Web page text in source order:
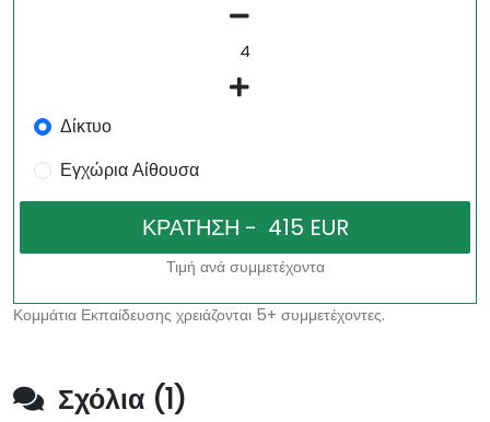
Δίκτυο
Εγχώρια Αίθουσα
Τιμή ανά συμμετέχοντα
Κομμάτια Εκπαίδευσης χρειάζονται 5+ συμμετέχοντες.
Σχόλια (1)